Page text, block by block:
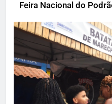
Feira Nacional do